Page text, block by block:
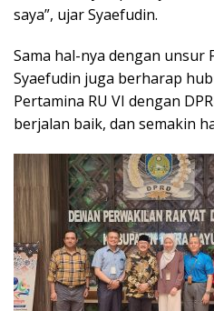
saya”, ujar Syaefudin.
Sama hal-nya dengan unsur
Syaefudin juga berharap
Pertamina RU VI dengan
berjalan baik, dan semakin